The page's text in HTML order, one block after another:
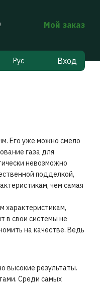
Мой заказ
Рус Вход
Его уже можно смело
газа для
невозможно
подделкой,
чем самая
характеристикам,
в свои системы не
на качестве. Ведь
высокие результаты.
Среди самых